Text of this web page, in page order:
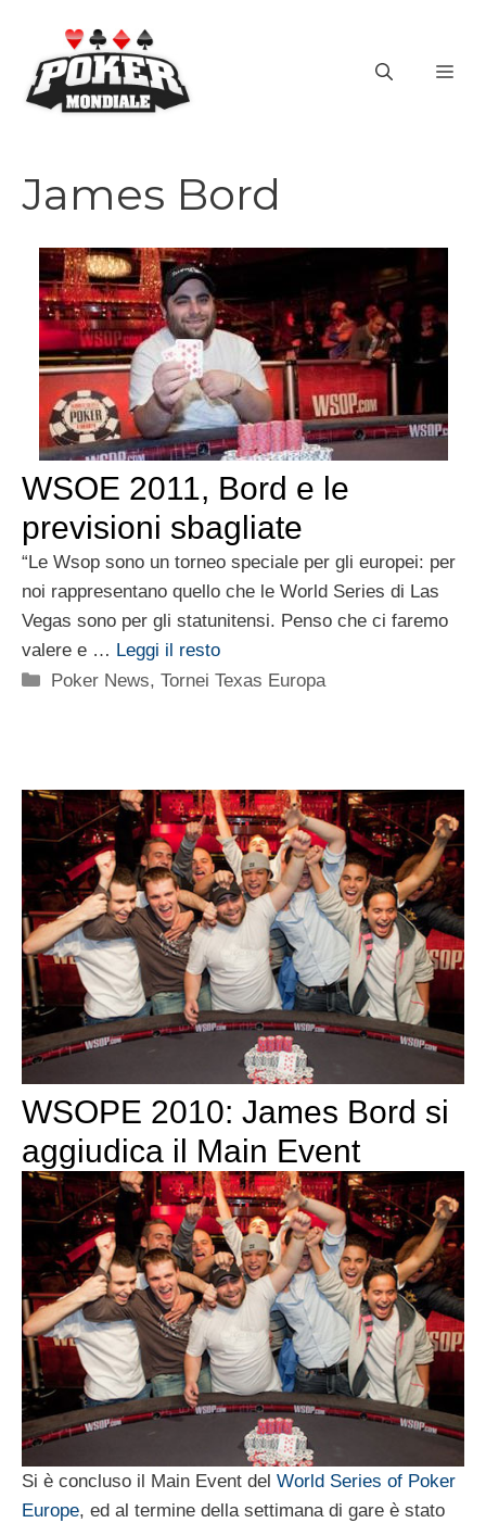
contenuto
James Bord
WSOE 2011, Bord e le
previsioni sbagliate
“Le Wsop sono un torneo speciale per gli europei: per
noi rappresentano quello che le World Series di Las
Vegas sono per gli statunitensi. Penso che ci faremo
valere e … Leggi il resto
Categorie
Poker News,Tornei Texas Europa
WSOPE 2010: James Bord si
aggiudica il Main Event
Si è concluso il Main Event del World Series of Poker
Europe, ed al termine della settimana di gare è stato